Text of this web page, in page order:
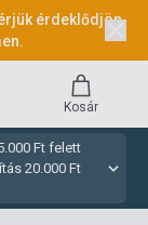
érdeklődjön
Ft felett
20.000 Ft
Kosár